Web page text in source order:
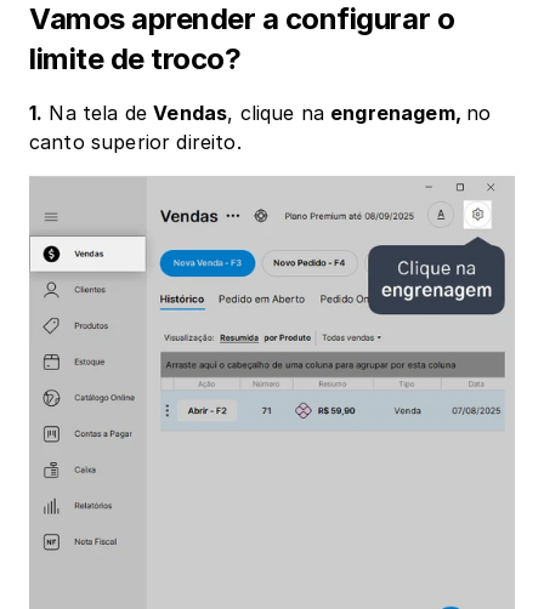
Vamos aprender a configurar o
limite de troco?
1. Na tela de Vendas, clique na engrenagem, no
canto superior direito.